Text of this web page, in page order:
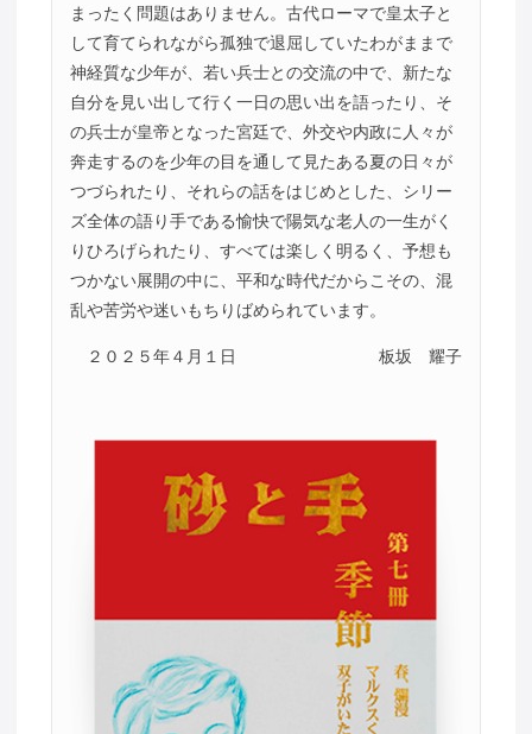
まったく問題はありません。古代ローマで皇太子と
して育てられながら孤独で退屈していたわがままで
神経質な少年が、若い兵士との交流の中で、新たな
自分を見い出して行く一日の思い出を語ったり、そ
の兵士が皇帝となった宮廷で、外交や内政に人々が
奔走するのを少年の目を通して見たある夏の日々が
つづられたり、それらの話をはじめとした、シリー
ズ全体の語り手である愉快で陽気な老人の一生がく
りひろげられたり、すべては楽しく明るく、予想も
つかない展開の中に、平和な時代だからこその、混
乱や苦労や迷いもちりばめられています。
２０２５年４月１日 板坂 耀子